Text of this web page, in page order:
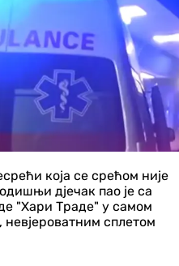
која се срећом није
дјечак пао је са
"Хари Траде" у самом
невјероватним сплетом